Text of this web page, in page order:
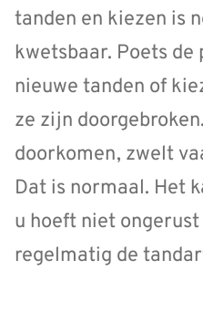
tanden en kiezen is
kwetsbaar. Poets de
nieuwe tanden of
ze zijn
doorkomen, zwelt
Dat is normaal. Het
u hoeft niet
regelmatig de